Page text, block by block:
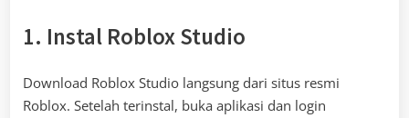
1. Instal Roblox Studio
Download Roblox Studio langsung dari situs resmi
Roblox. Setelah terinstal, buka aplikasi dan login